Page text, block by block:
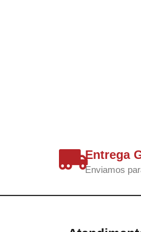
Entrega
Enviamos